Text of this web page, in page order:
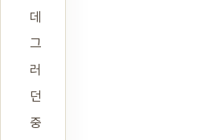
데
그
러
던
중